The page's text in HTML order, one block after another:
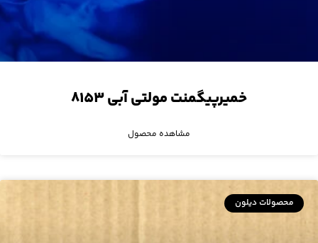
خمیرپیگمنت مولتی آبی ۸۱۵۳
مشاهده محصول
محصولات دیلون